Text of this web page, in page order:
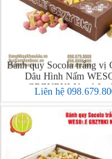
Bánh quy Socola trắng vị
Dâu Hình Nấm
GRZYBKI Nga hộp
Liên hệ